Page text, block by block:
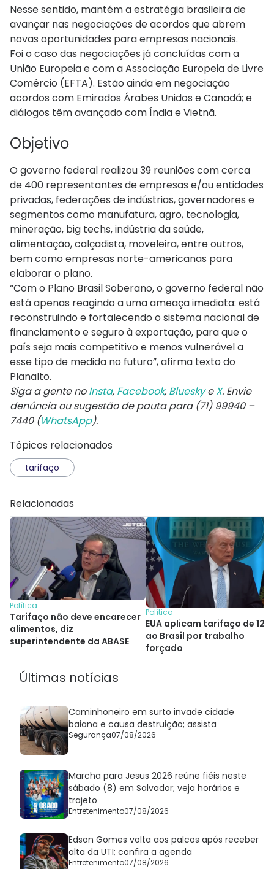
Nesse sentido, mantém a estratégia brasileira de
avançar nas negociações de acordos que abrem
novas oportunidades para empresas nacionais.
Foi o caso das negociações já concluídas com a
União Europeia e com a Associação Europeia de Livre
Comércio (EFTA). Estão ainda em negociação
acordos com Emirados Árabes Unidos e Canadá; e
diálogos têm avançado com Índia e Vietnã.
Objetivo
O governo federal realizou 39 reuniões com cerca
de 400 representantes de empresas e/ou entidades
privadas, federações de indústrias, governadores e
segmentos como manufatura, agro, tecnologia,
mineração, big techs, indústria da saúde,
alimentação, calçadista, moveleira, entre outros,
bem como empresas norte-americanas para
elaborar o plano.
“Com o Plano Brasil Soberano, o governo federal não
está apenas reagindo a uma ameaça imediata: está
reconstruindo e fortalecendo o sistema nacional de
financiamento e seguro à exportação, para que o
país seja mais competitivo e menos vulnerável a
esse tipo de medida no futuro”, afirma texto do
Planalto.
Siga a gente noInsta, Facebook, BlueskyeX. Envie
denúncia ou sugestão de pauta para (71) 99940 –
7440 (WhatsApp).
Tópicos relacionados
tarifaço
Relacionadas
Política
Tarifaço não deve encarecer
alimentos, diz
superintendente da ABASE
Política
EUA aplicam tarifaço de
ao Brasil por trabalho
forçado
Últimas notícias
Caminhoneiro em surto invade cidade
baiana e causa destruição; assista
Segurança07/08/2026
Marcha para Jesus 2026 reúne fiéis neste
sábado (8) em Salvador; veja horários e
trajeto
Entretenimento07/08/2026
Edson Gomes volta aos palcos após receber
alta da UTI; confira a agenda
Entretenimento07/08/2026